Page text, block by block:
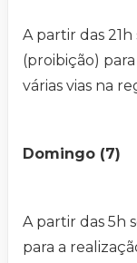
A partir das 21h
(proibição)
várias vias na
Domingo (7)
A partir das 5h
para a